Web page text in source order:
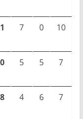
7 0 10
5 5 7
4 6 7